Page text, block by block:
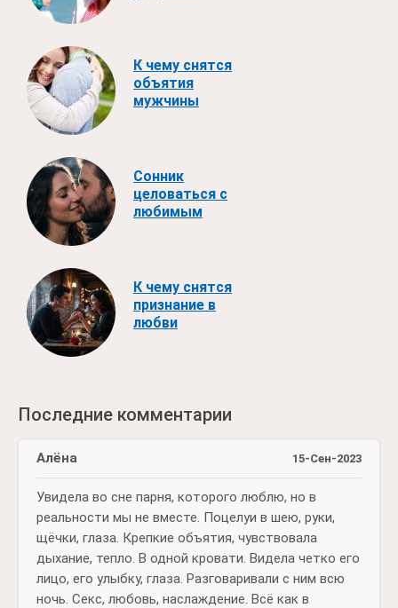
К чему снятся
объятия
мужчины
Сонник
целоваться с
любимым
К чему снятся
признание в
любви
Последние комментарии
15-Сен-2023
Алёна
Увидела во сне парня, которого люблю, но в
реальности мы не вместе. Поцелуи в шею, руки,
щёчки, глаза. Крепкие объятия, чувствовала
дыхание, тепло. В одной кровати. Видела четко его
лицо, его улыбку, глаза. Разговаривали с ним всю
ночь. Секс, любовь, наслаждение. Всё как в